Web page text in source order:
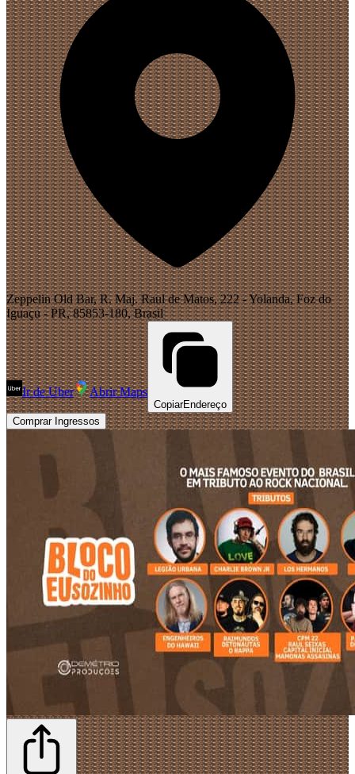
Zeppelin Old Bar, R. Maj. Raul de Matos, 222 - Yolanda, Foz do
Iguaçu - PR, 85853-180, Brasil
Ir de Uber Abrir Maps
CopiarEndereço
Comprar Ingressos